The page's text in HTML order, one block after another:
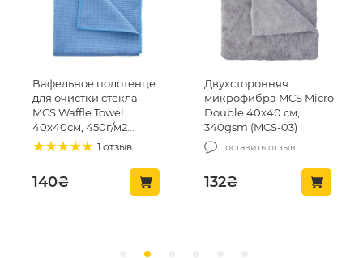
Вафельное полотенце
для очистки стекла
MCS Waffle Towel
40х40см, 450г/м2
(MCS24)
1 отзыв
140₴
Двухсторонняя
микрофибра MCS Micro
Double 40х40 см,
340gsm (MCS-03)
оставить отзыв
132₴